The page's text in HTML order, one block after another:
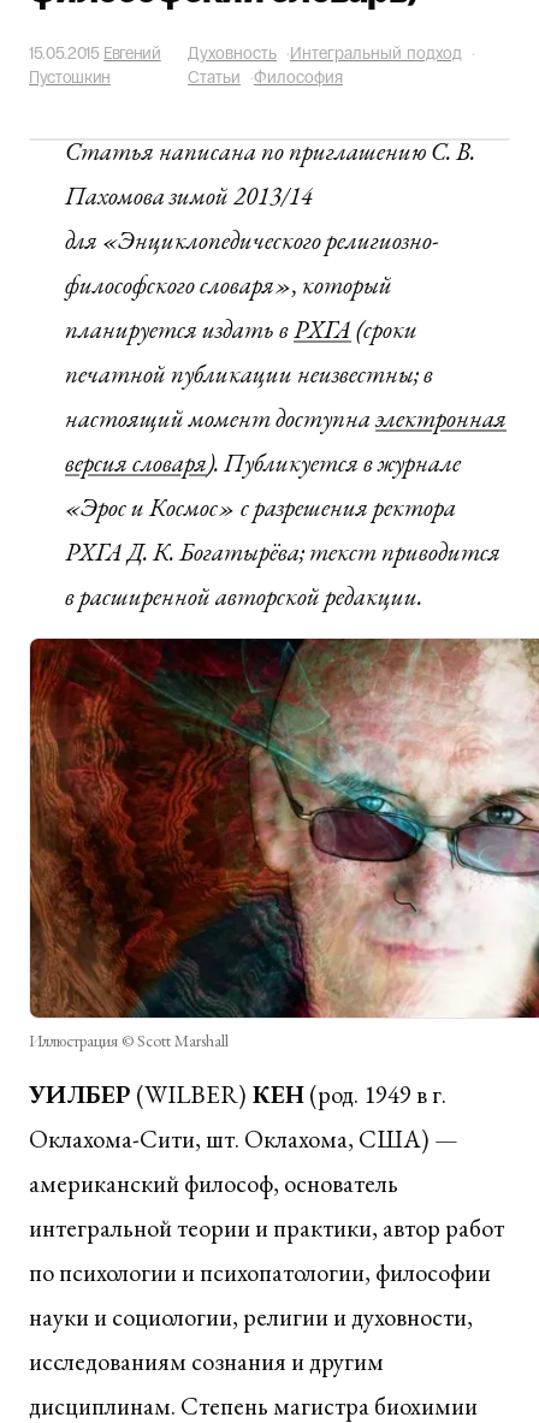
15.05.2015 Евгений
Пустошкин
Духовность ·Интегральный подход ·
Статьи ·Философия
Статья написана по приглашению С. В.
Пахомова зимой 2013/14
для «Энциклопедического религиозно-
философского словаря», который
планируется издать вРХГА(сроки
печатной публикации неизвестны; в
настоящий момент доступнаэлектронная
версия словаря). Публикуется в журнале
«Эрос и Космос» с разрешения ректора
РХГА Д. К. Богатырёва; текст приводится
в расширенной авторской редакции.
Иллюстрация © Scott Marshall
УИЛБЕР (WILBER) КЕН(род. 1949 в г.
Оклахома-Сити, шт. Оклахома, США) —
американский философ, основатель
интегральной теории и практики, автор работ
по психологии и психопатологии, философии
науки и социологии, религии и духовности,
исследованиям сознания и другим
дисциплинам. Степень магистра биохимии